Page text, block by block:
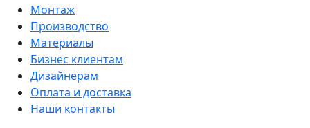
Монтаж
Производство
Материалы
Бизнес клиентам
Дизайнерам
Оплата и доставка
Наши контакты